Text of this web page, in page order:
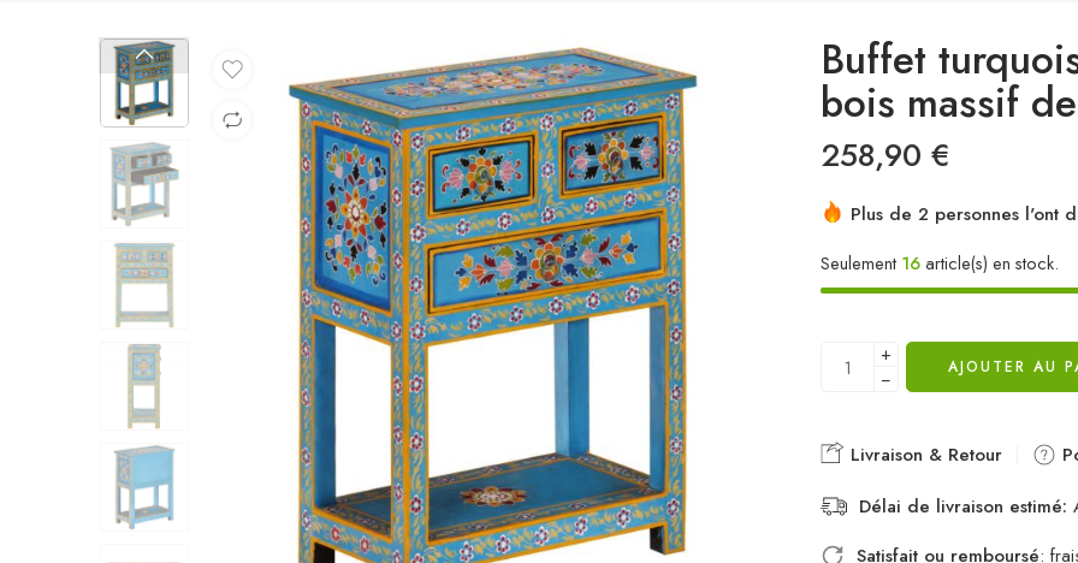
Buffet
bois massif
258,90 €
Plus de 2 personnes l'ont
Seulement 16article(s) en stock.
+
−
AJOUTER AU
Livraison & Retour
Délai de livraison estimé:
Satisfait ou remboursé: